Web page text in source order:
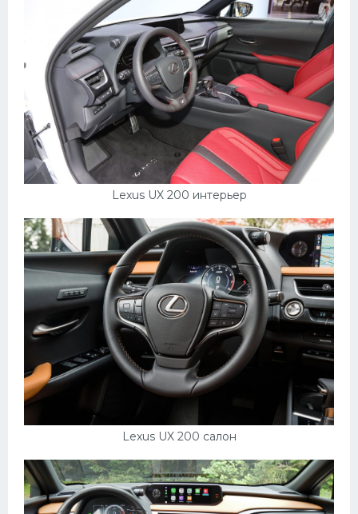
Lexus UX 200 интерьер
Lexus UX 200 салон